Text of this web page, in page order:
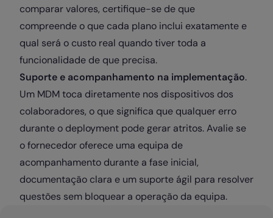
comparar valores, certifique-se de que
compreende o que cada plano inclui exatamente e
qual será o custo real quando tiver toda a
funcionalidade de que precisa.
Suporte e acompanhamento na implementação.
Um MDM toca diretamente nos dispositivos dos
colaboradores, o que significa que qualquer erro
durante o deployment pode gerar atritos. Avalie se
o fornecedor oferece uma equipa de
acompanhamento durante a fase inicial,
documentação clara e um suporte ágil para resolver
questões sem bloquear a operação da equipa.